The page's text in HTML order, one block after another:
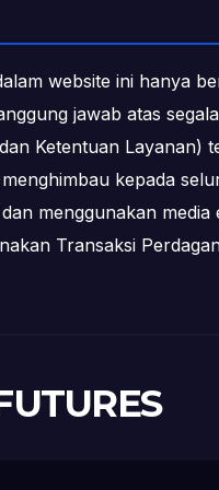
website ini hanya
jawab atas
Ketentuan
kepada
menggunakan
Transaksi